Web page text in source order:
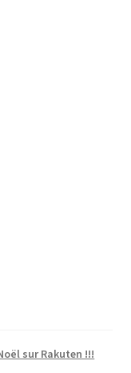
sur Rakuten !!!